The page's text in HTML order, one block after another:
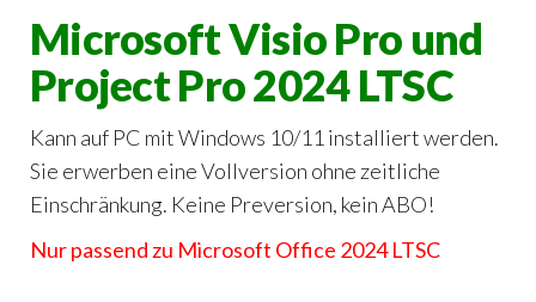
Microsoft Visio Pro und
Project Pro 2024 LTSC
Kann auf PC mit Windows 10/11 installiert werden.
Sie erwerben eine Vollversion ohne zeitliche
Einschränkung. Keine Preversion, kein ABO!
Nur passend zu Microsoft Office 2024 LTSC